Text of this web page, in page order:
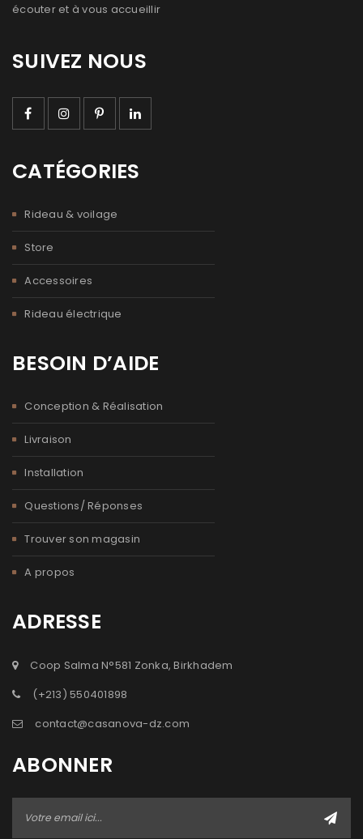
écouter et à vous accueillir
SUIVEZ NOUS
CATÉGORIES
Rideau & voilage
Store
Accessoires
Rideau électrique
BESOIN D’AIDE
Conception & Réalisation
Livraison
Installation
Questions/ Réponses
Trouver son magasin
A propos
ADRESSE
Coop Salma N°581 Zonka, Birkhadem
(+213) 550401898
contact@casanova-dz.com
ABONNER